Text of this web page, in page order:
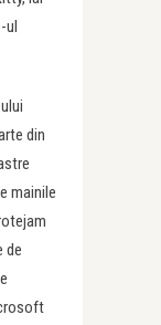
din
mainile
de